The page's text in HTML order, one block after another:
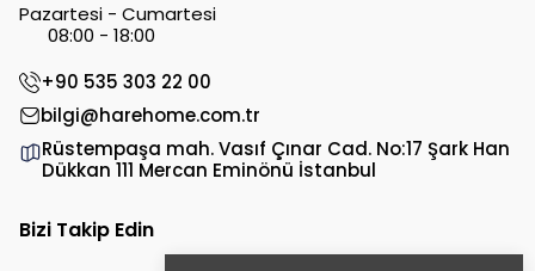
Pazartesi - Cumartesi
08:00 - 18:00
+90 535 303 22 00
bilgi@harehome.com.tr
Rüstempaşa mah. Vasıf Çınar Cad. No:17 Şark Han
Dükkan 111 Mercan Eminönü İstanbul
Bizi Takip Edin